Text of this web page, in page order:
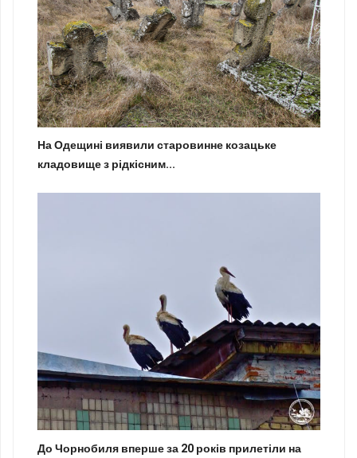
На Одещині виявили старовинне козацьке
кладовище з рідкісним...
До Чорнобиля вперше за 20 років прилетіли на